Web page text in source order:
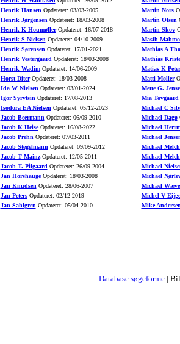
Henrik Hansen Opdateret: 03/03-2005
Henrik Jørgensen Opdateret: 18/03-2008
Henrik K HoumøllerOpdateret: 16/07-2018
Henrik S Nielsen Opdateret: 04/10-2009
Henrik Sørensen Opdateret: 17/01-2021
Henrik Vestergaard Opdateret: 18/03-2008
Henrik WadimOpdateret: 14/06-2009
Horst DiterOpdateret: 18/03-2008
Ida W Nielsen Opdateret: 03/01-2024
Igor Syrytsin Opdateret: 17/08-2013
Isodora EA Nielsen Opdateret: 05/12-2023
Jacob Beermann Opdateret: 06/09-2010
Jacob K HeiseOpdateret: 16/08-2022
Jacob Prehn Opdateret: 07/03-2011
Jacob Stegelmann Opdateret: 09/09-2012
Jacob T MainzOpdateret: 12/05-2011
Jacob T. Pilgaard Opdateret: 26/09-2004
Jan HorshaugeOpdateret: 18/03-2008
Jan Knudsen Opdateret: 28/06-2007
Jan PetersOpdateret: 02/12-2019
Jan Sahlgren Opdateret: 05/04-2010
Martin Nors
Martin Olsen
Martin Skov
Masih
Mathias A
Mathias
Matias K
Matti Møller
Mette G.
Mia Tovgaard
Michael C
Michael Dagø
Michael
Michael
Michael
Michael
Michael
Michael
Michael
Michel V
Mike
Database søgeforme|